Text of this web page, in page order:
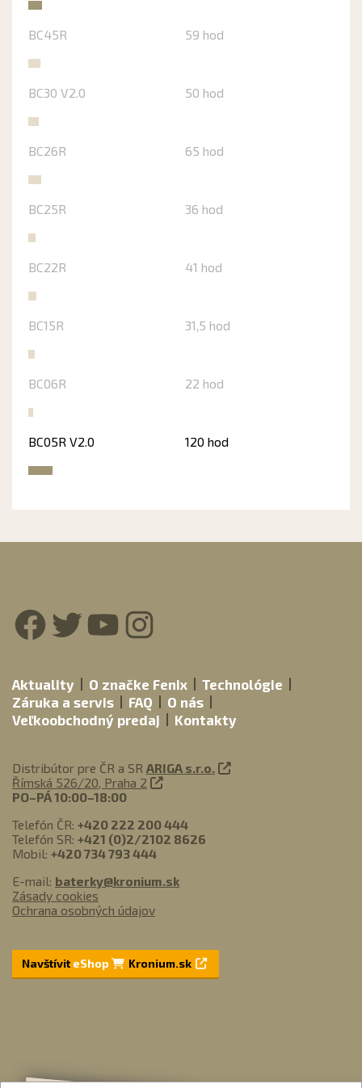
BC45R 59 hod
BC30 V2.0 50 hod
BC26R 65 hod
BC25R 36 hod
BC22R 41 hod
BC15R 31,5 hod
BC06R 22 hod
BC05R V2.0 120 hod
Facebook
Twitter
YouTube
Aktuality O značke Fenix
Technológie
Záruka a servis
FAQ
O nás
Veľkoobchodný predaj
Kontakty
Distribútor pre ČR a SR ARIGA s.r.o.
Římská 526/20, Praha 2
PO–PÁ 10:00–18:00
Telefón ČR: +420 222 200 444
Telefón SR: +421 (0)2/2102 8626
Mobil: +420 734 793 444
E-mail: baterky@kronium.sk
Zásady cookies
Ochrana osobných údajov
NavštíviteShop Kronium.sk